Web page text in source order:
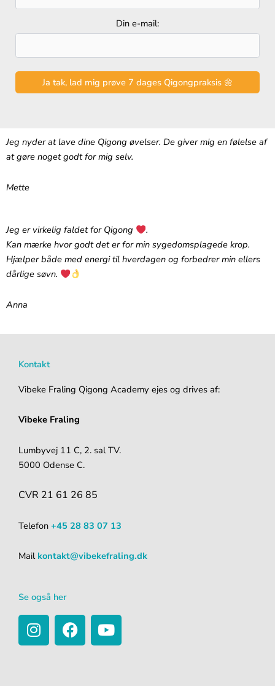
Din e-mail:
Jeg nyder at lave dine Qigong øvelser. De giver mig en følelse af
at gøre noget godt for mig selv.
Mette
Jeg er virkelig faldet for Qigong
.‬
‪Kan mærke hvor godt det er for min sygedomsplagede krop.
Hjælper både med energi til hverdagen og forbedrer min ellers
dårlige søvn.
Anna
Kontakt
Vibeke Fraling Qigong Academy ejes og drives af:
Vibeke Fraling
Lumbyvej 11 C, 2. sal TV.
5000 Odense C.
CVR 21 61 26 85
Telefon +45 28 83 07 13
Mailkontakt@vibekefraling.dk
Se også her
I
n
s
F
a
c
Y
o
u